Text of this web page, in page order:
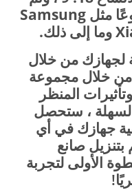
اختبارها مع الأجهزة الأكثر شيوعًا مثل Samsung
لجهازك من خلال
من خلال مجموعة
المنظر
، ستحصل
جهازك في أي
صانع
الأولى لتجربة